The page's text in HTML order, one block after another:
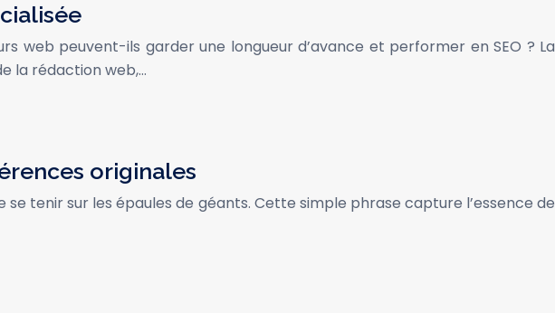
web peuvent-ils garder une longueur d’avance et performer en SEO ? La
la rédaction web,…
originales
tenir sur les épaules de géants. Cette simple phrase capture l’essence de